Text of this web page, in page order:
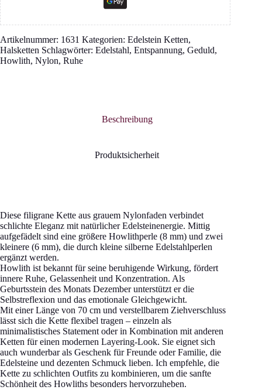
Artikelnummer: 1631 Kategorien: Edelstein Ketten,
Halsketten Schlagwörter: Edelstahl, Entspannung, Geduld,
Howlith, Nylon, Ruhe
Beschreibung
Produktsicherheit
Diese filigrane Kette aus grauem Nylonfaden verbindet
schlichte Eleganz mit natürlicher Edelsteinenergie. Mittig
aufgefädelt sind eine größere Howlithperle (8 mm) und zwei
kleinere (6 mm), die durch kleine silberne Edelstahlperlen
ergänzt werden.
Howlith ist bekannt für seine beruhigende Wirkung, fördert
innere Ruhe, Gelassenheit und Konzentration. Als
Geburtsstein des Monats Dezember unterstützt er die
Selbstreflexion und das emotionale Gleichgewicht.
Mit einer Länge von 70 cm und verstellbarem Ziehverschluss
lässt sich die Kette flexibel tragen – einzeln als
minimalistisches Statement oder in Kombination mit anderen
Ketten für einen modernen Layering-Look. Sie eignet sich
auch wunderbar als Geschenk für Freunde oder Familie, die
Edelsteine und dezenten Schmuck lieben. Ich empfehle, die
Kette zu schlichten Outfits zu kombinieren, um die sanfte
Schönheit des Howliths besonders hervorzuheben.